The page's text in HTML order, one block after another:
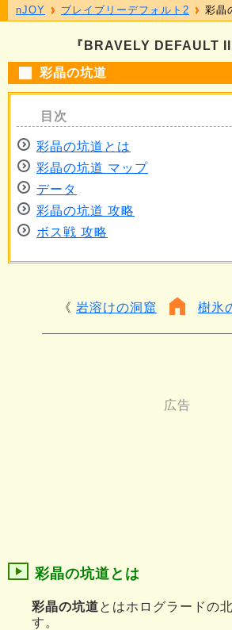
『BRAVELY DEFAULT
彩晶の坑道
彩晶の坑道とは
彩晶の坑道 マップ
データ
彩晶の坑道 攻略
ボス戦 攻略
岩溶けの洞窟 樹氷
彩晶の坑道とは
彩晶の坑道とはホログラードの
す。
nJOY ブレイブリーデフォルト2 彩晶